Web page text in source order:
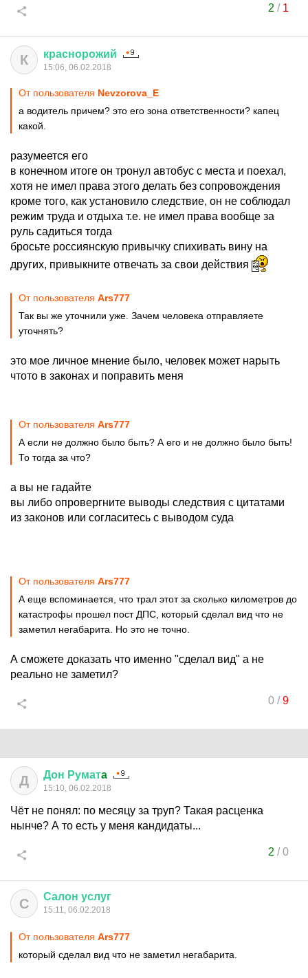
2 / 1
К краснорожий
15:06, 06.02.2018
От пользователя Nevzorova_E
а водитель причем? это его зона ответственности? капец
какой.
разумеется его
в конечном итоге он тронул автобус с места и поехал,
хотя не имел права этого делать без сопровождения
кроме того, как установило следствие, он не соблюдал
режим труда и отдыха т.е. не имел права вообще за
руль садиться тогда
бросьте россиянскую привычку спихивать вину на
других, привыкните отвечать за свои действия
От пользователя Ars777
Так вы же уточнили уже. Зачем человека отправляете
уточнять?
это мое личное мнение было, человек может нарыть
чтото в законах и поправить меня
От пользователя Ars777
А если не должно было быть? А его и не должно было быть!
То тогда за что?
а вы не гадайте
вы либо опровергните выводы следствия с цитатами
из законов или согласитесь с выводом суда
От пользователя Ars777
А еще вспоминается, что трал этот за сколько километров до
катастрофы прошел пост ДПС, который сделал вид что не
заметил негабарита. Но это не точно.
А сможете доказать что именно "сделал вид" а не
реально не заметил?
0/9
Д Дон Руматa
15:10, 06.02.2018
Чёт не понял: по месяцу за труп? Такая расценка
нынче? А то есть у меня кандидаты...
2 /0
С Салон услуг
15:11, 06.02.2018
От пользователя Ars777
который сделал вид что не заметил негабарита.